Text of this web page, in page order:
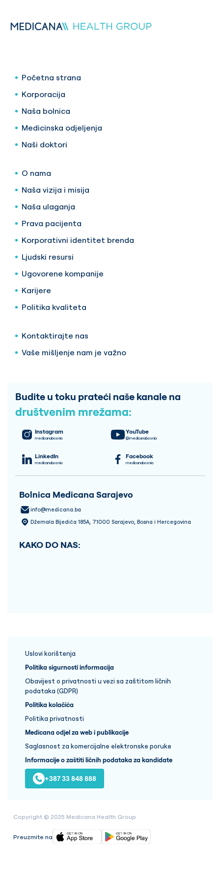
Početna strana
Korporacija
Naša bolnica
Medicinska odjeljenja
Naši doktori
O nama
Naša vizija i misija
Naša ulaganja
Prava pacijenta
Korporativni identitet brenda
Ljudski resursi
Ugovorene kompanije
Karijere
Politika kvaliteta
Kontaktirajte nas
Vaše mišljenje nam je važno
Budite u toku prateći naše kanale na
društvenim mrežama:
Instagram
medicanabosnia
YouTube
@medicanabosnia
LinkedIn
medicanabosnia
Facebook
medicanabosnia
Bolnica Medicana Sarajevo
info@medicana.ba
Džemala Bijedića 185A, 71000 Sarajevo, Bosna i Hercegovina
KAKO DO NAS:
Uslovi korištenja
Politika sigurnosti informacija
Obavijest o privatnosti u vezi sa zaštitom ličnih
podataka (GDPR)
Politika kolačića
Politika privatnosti
Medicana odjel za web i publikacije
Saglasnost za komercijalne elektronske poruke
Informacije o zaštiti ličnih podataka za kandidate
+387 33 848 888
Copyright © 2025 Medicana Health Group
Preuzmite na